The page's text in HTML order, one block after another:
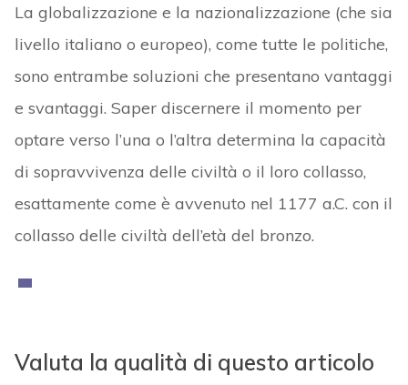
La globalizzazione e la nazionalizzazione (che sia
livello italiano o europeo), come tutte le politiche,
sono entrambe soluzioni che presentano vantaggi
e svantaggi. Saper discernere il momento per
optare verso l’una o l’altra determina la capacità
di sopravvivenza delle civiltà o il loro collasso,
esattamente come è avvenuto nel 1177 a.C. con il
collasso delle civiltà dell’età del bronzo.
Valuta la qualità di questo articolo